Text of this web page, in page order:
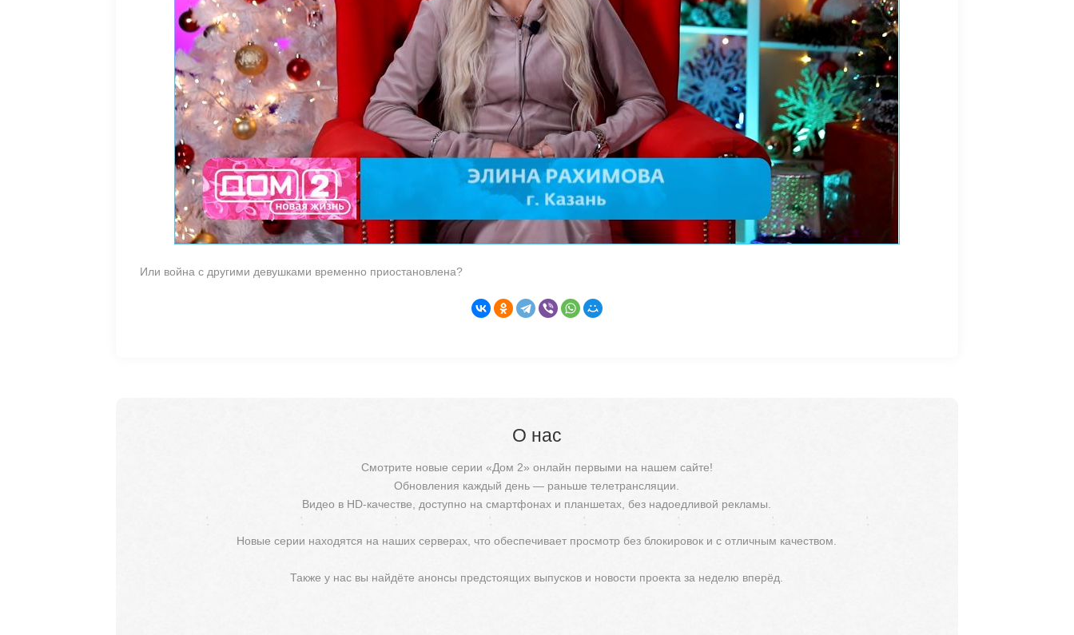
Или война с другими девушками временно приостановлена?
О нас
Смотрите новые серии «Дом 2» онлайн первыми на нашем сайте!
Обновления каждый день — раньше телетрансляции.
Видео в HD-качестве, доступно на смартфонах и планшетах, без надоедливой рекламы.
Новые серии находятся на наших серверах, что обеспечивает просмотр без блокировок и с отличным качеством.
Также у нас вы найдёте анонсы предстоящих выпусков и новости проекта за неделю вперёд.